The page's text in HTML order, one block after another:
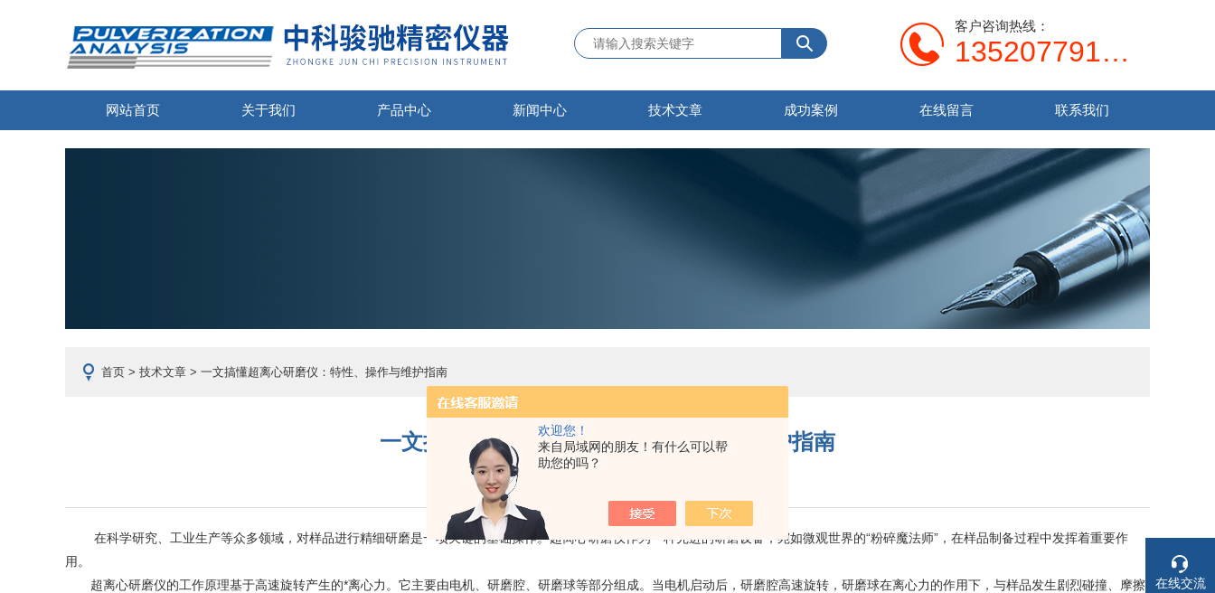
欢迎您！
来自局域网的朋友！有什么可以帮
助您的吗？
客户咨询热线：
13520779138
网站首页 关于我们 产品中心 新闻中心 技术文章 成功案例 在线留言 联系我们
首页 > 技术文章 > 一文搞懂超离心研磨仪：特性、操作与维护指南
一文搞懂超离心研磨仪：特性、操作与维护指南
更新时间：2026-03-17
在科学研究、工业生产等众多领域，对样品进行精细研磨是一项关键的基础操作。超离心研磨仪作为一种先进的研磨设备，宛如微观世界的“粉碎魔法师”，在样品制备过程中发挥着重要作
用。
超离心研磨仪的工作原理基于高速旋转产生的*离心力。它主要由电机、研磨腔、研磨球等部分组成。当电机启动后，研磨腔高速旋转，研磨球在离心力的作用下，与样品发生剧烈碰撞、摩擦
在线交流